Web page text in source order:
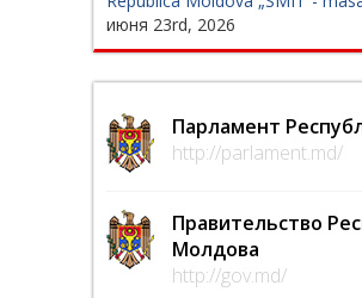
июня 23rd, 2026
Парламент
http://parlament.md/
Правительство
Молдова
http://gov.md/